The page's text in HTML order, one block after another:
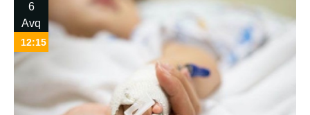
6
Avq
12:15